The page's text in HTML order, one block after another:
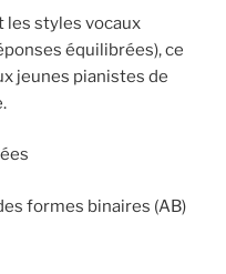
les styles vocaux
équilibrées), ce
jeunes pianistes de
formes binaires (AB)